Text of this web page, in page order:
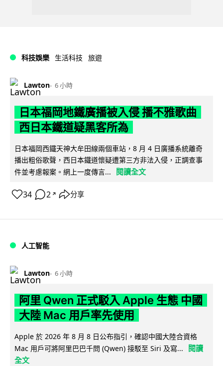
科技娛樂 生活科技 旅遊
Lawton 6 小時
日本福岡地鐵廣播被入侵 播不雅歌曲
西日本鐵道疑黑客所為
日本福岡西鐵天神大牟田線兩個車站，8 月 4 日廣播系統離奇
播出粗俗歌聲，西日本鐵道懷疑遭第三方非法入侵，正調查事
件並考慮報案。網上一度傳言...
閱讀全文
34 2 ↗ 分享
人工智能
Lawton 6 小時
阿里 Qwen 正式駁入 Apple 生態 中國
大陸 Mac 用戶率先使用
Apple 於 2026 年 8 月 8 日公布指引，確認中國大陸合資格
Mac 用戶可將阿里巴巴千問 (Qwen) 接駁至 Siri 及寫...
閱讀
全文